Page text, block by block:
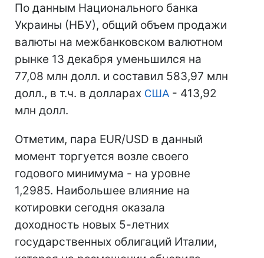
По данным Национального банка
Украины (НБУ), общий объем продажи
валюты на межбанковском валютном
рынке 13 декабря уменьшился на
77,08 млн долл. и составил 583,97 млн
долл., в т.ч. в долларах США - 413,92
млн долл.
Отметим, пара EUR/USD в данный
момент торгуется возле своего
годового минимума - на уровне
1,2985. Наибольшее влияние на
котировки сегодня оказала
доходность новых 5-летних
государственных облигаций Италии,